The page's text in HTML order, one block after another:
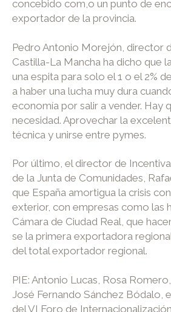
concebido com,o un punto de
exportador de la provincia.
Pedro Antonio Morejón, director
Castilla-La Mancha ha dicho que
una espita para solo el 1 o el 2%
a haber una lucha muy dura
economía por salir a vender. Hay
necesidad. Aprovechar la
técnica y unirse entre pymes.
Por último, el director de
de la Junta de Comunidades,
que España amortigua la crisis
exterior, con empresas como las
Cámara de Ciudad Real, que
se la primera exportadora
del total exportador regional.
PIE: Antonio Lucas, Rosa
José Fernando Sánchez Bódalo,
del VI Foro de Internacionalización